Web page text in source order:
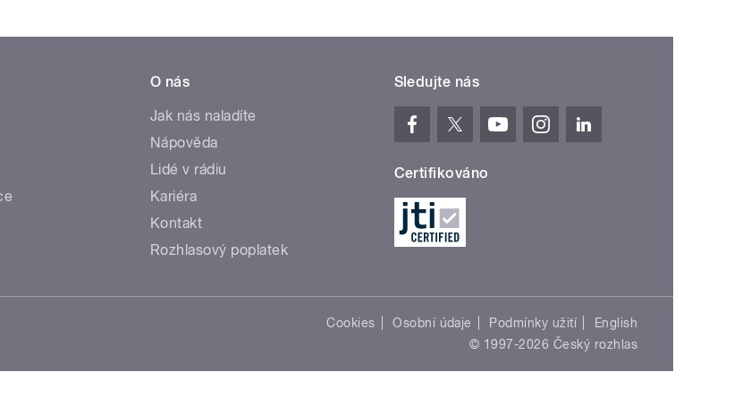
O nás
Jak nás naladíte
Nápověda
Lidé v rádiu
Kariéra
Kontakt
Rozhlasový poplatek
Sledujte nás
Certifikováno
Cookies Osobní údaje Podmínky užití
English
© 1997-2026 Český rozhlas